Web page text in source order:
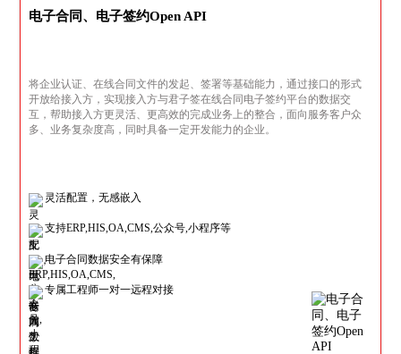
电子合同、电子签约Open API
将企业认证、在线合同文件的发起、签署等基础能力，通过接口的形式
开放给接入方，实现接入方与君子签在线合同电子签约平台的数据交
互，帮助接入方更灵活、更高效的完成业务上的整合，面向服务客户众
多、业务复杂度高，同时具备一定开发能力的企业。
灵活配置，无感嵌入
支持ERP,HIS,OA,CMS,公众号,小程序等
电子合同数据安全有保障
专属工程师一对一远程对接